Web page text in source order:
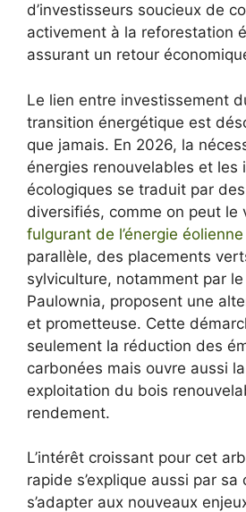
d’investisseurs soucieux de
activement à la reforestation
assurant un retour
Le lien entre investissement
transition énergétique est
que jamais. En 2026, la
énergies renouvelables et les
écologiques se traduit par
diversifiés, comme on peut le
fulgurant de l’énergie
parallèle, des placements
sylviculture, notamment par
Paulownia, proposent une
et prometteuse. Cette
seulement la réduction des
carbonées mais ouvre aussi
exploitation du bois
rendement.
L’intérêt croissant pour cet
rapide s’explique aussi par sa
s’adapter aux nouveaux